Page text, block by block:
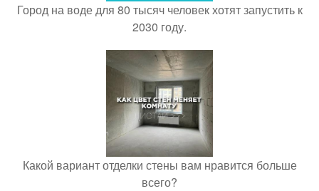
Город на воде для 80 тысяч человек хотят запустить к
2030 году.
Какой вариант отделки стены вам нравится больше
всего?